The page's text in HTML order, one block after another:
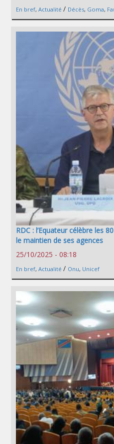
En bref, Actualité / Décès, Goma,
RDC : l’Equateur célèbre les
le maintien de ses agences
25/10/2025 - 08:18
En bref, Actualité / Onu, Unicef